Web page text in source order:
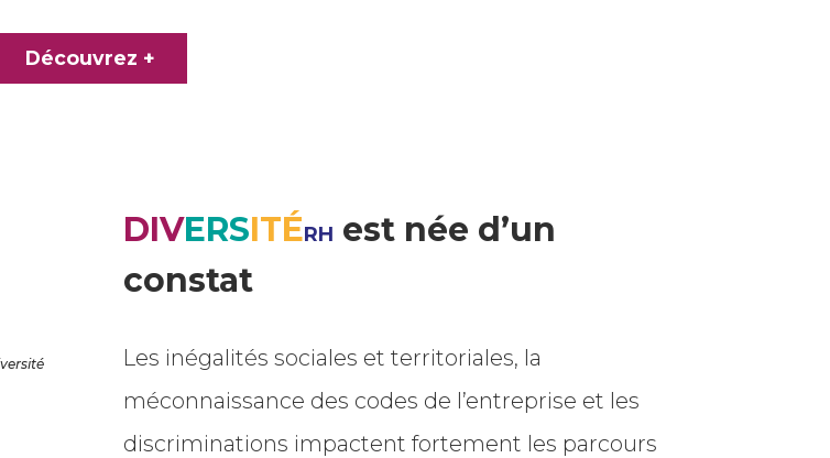
Découvrez +
DIVERSITÉRH est née d’un
constat
Les inégalités sociales et territoriales, la
méconnaissance des codes de l’entreprise et les
discriminations impactent fortement les parcours